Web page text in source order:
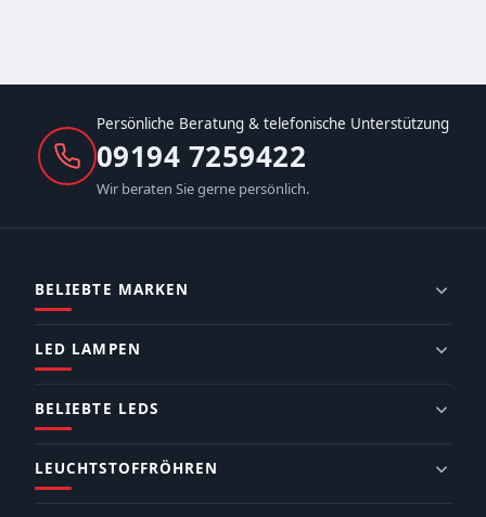
Persönliche Beratung & telefonische Unterstützung
09194 7259422
Wir beraten Sie gerne persönlich.
BELIEBTE MARKEN
LED LAMPEN
BELIEBTE LEDS
LEUCHTSTOFFRÖHREN